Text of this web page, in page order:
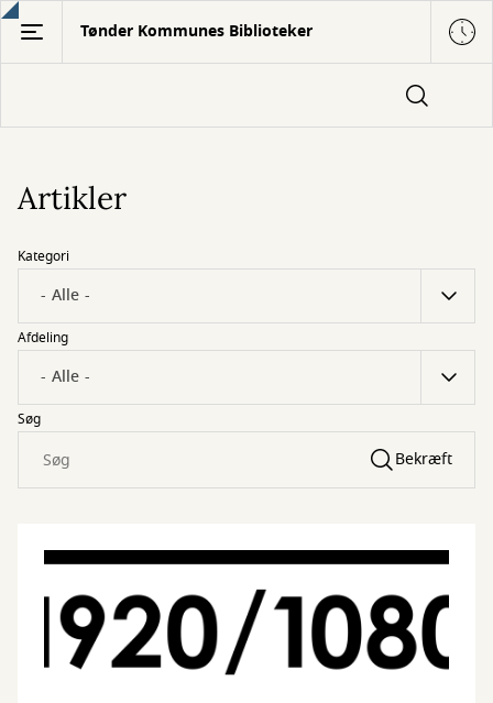
Gå
hovedindhold
Tønder Kommunes Biblioteker
Artikler
Kategori
Afdeling
Søg